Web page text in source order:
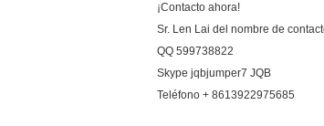
¡Contacto ahora!
Sr. Len Lai del nombre de
QQ 599738822
Skype jqbjumper7 JQB
Teléfono + 8613922975685